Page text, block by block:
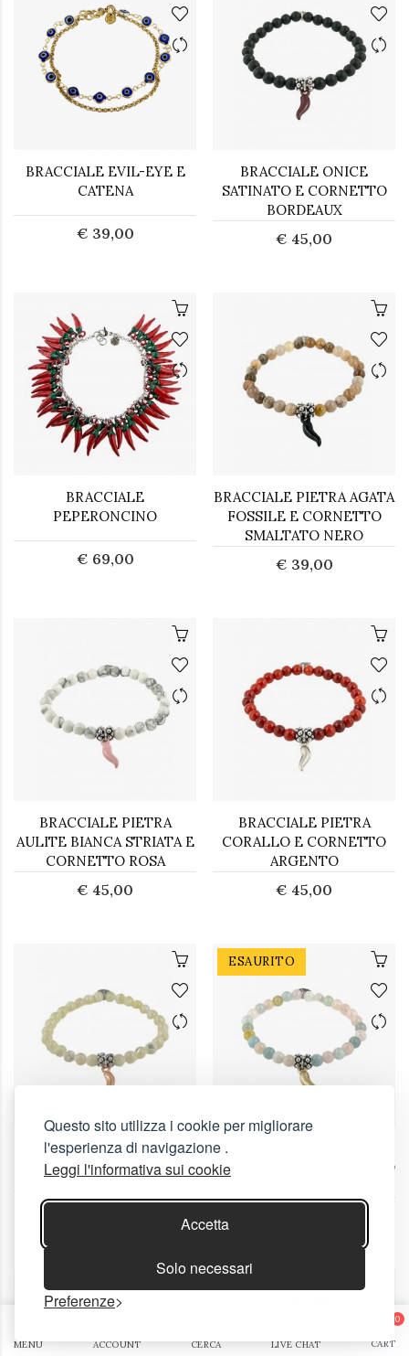
Questo sito utilizza i cookie per migliorare
l'esperienza di navigazione .
Leggi l'informativa sui cookie
Accetta
Solo necessari
Preferenze
MENU ACCOUNT CERCA LIVE CHAT
0
CART
BRACCIALE EVIL-EYE E
CATENA
€ 39,00
BRACCIALE ONICE
SATINATO E CORNETTO
BORDEAUX
€ 45,00
BRACCIALE
PEPERONCINO
€ 69,00
BRACCIALE PIETRA AGATA
FOSSILE E CORNETTO
SMALTATO NERO
€ 39,00
BRACCIALE PIETRA
AULITE BIANCA STRIATA E
CORNETTO ROSA
€ 45,00
BRACCIALE PIETRA
CORALLO E CORNETTO
ARGENTO
€ 45,00
BRACCIALE PIETRA DI
LUNA E CORNETTO ROSE'
ESAURITO
MORGANITE E CORNETTO